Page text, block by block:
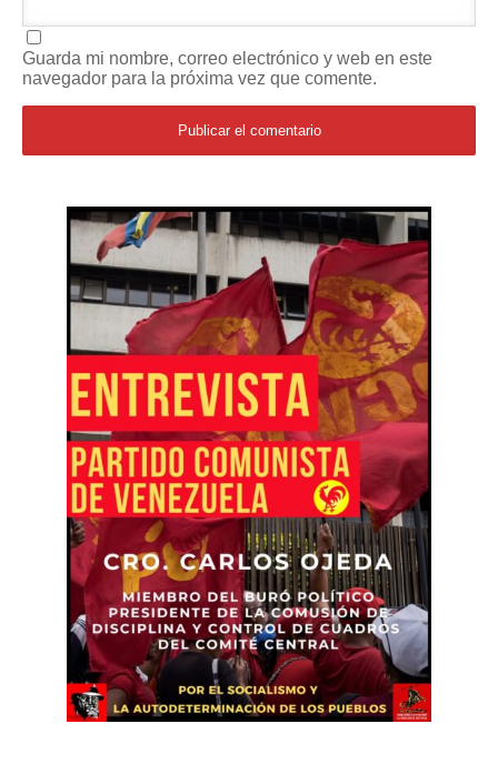
Guarda mi nombre, correo electrónico y web en este
navegador para la próxima vez que comente.